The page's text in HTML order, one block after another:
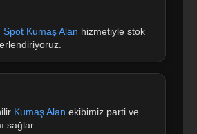
Spot Kumaş Alan hizmetiyle stok
Kumaş Alan ekibimiz parti ve
sağlar.